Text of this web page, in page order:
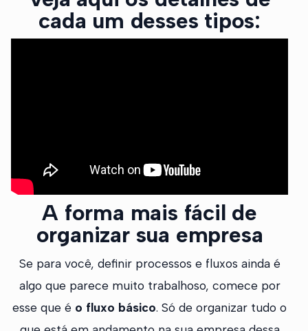
cada um desses tipos:
A forma mais fácil de
organizar sua empresa
Se para você, definir processos e fluxos ainda é
algo que parece muito trabalhoso, comece por
esse que é o fluxo básico. Só de organizar tudo o